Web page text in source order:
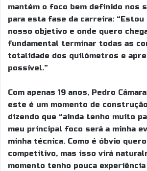
mantém o foco bem definido nos
para esta fase da carreira:
nosso objetivo e onde quero
fundamental terminar todas as
totalidade dos quilómetros e
possível.”
Com apenas 19 anos, Pedro
este é um momento de
dizendo que “ainda tenho muito
meu principal foco será a minha
minha técnica. Como é óbvio
competitivo, mas isso virá
momento tenho pouca